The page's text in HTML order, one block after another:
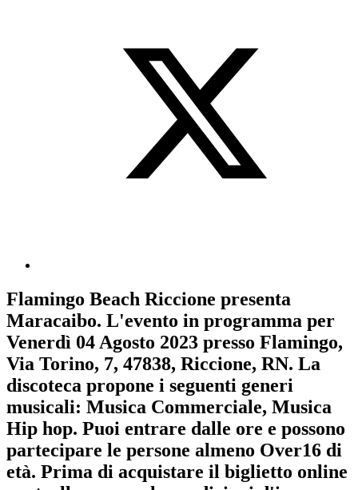
Flamingo Beach Riccione presenta
Maracaibo. L'evento in programma per
Venerdì 04 Agosto 2023 presso Flamingo,
Via Torino, 7, 47838, Riccione, RN. La
discoteca propone i seguenti generi
musicali: Musica Commerciale, Musica
Hip hop. Puoi entrare dalle ore e possono
partecipare le persone almeno Over16 di
età. Prima di acquistare il biglietto online